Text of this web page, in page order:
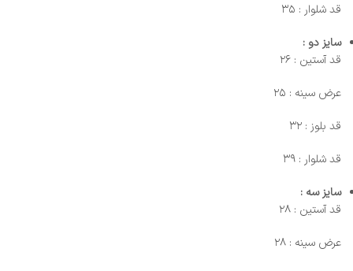
قد شلوار : ۳۵
سایز دو :
قد آستین : ۲۶
عرض سینه : ۲۵
قد بلوز : ۳۲
قد شلوار : ۳۹
سایز سه :
قد آستین : ۲۸
عرض سینه : ۲۸